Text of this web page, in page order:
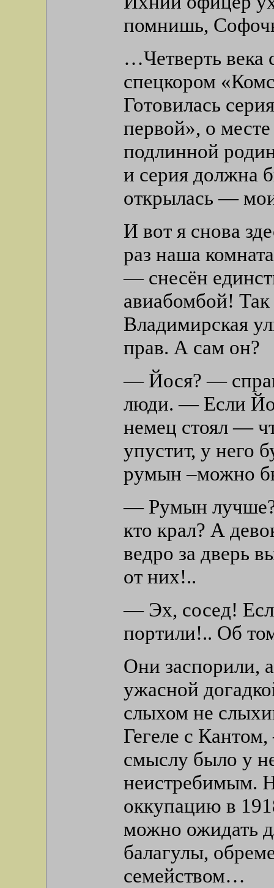
помнишь,
…Четверть века
спецкором
Готовилась
первой», о
подлинной
и серия должна
открылась —
И вот я снова
раз наша
— снесён
авиабомбой!
Владимирская
прав. А сам он?
— Йося? —
люди. — Если
немец стоял —
упустит, у него
румын –можно
— Румын
кто крал? А
ведро за дверь
от них!..
— Эх, сосед!
портили!.. Об
Они заспорили,
ужасной
слыхом не
Гегеле с
смыслу было у
неистребимым.
оккупацию в
можно ожидать
балагулы,
семейством…